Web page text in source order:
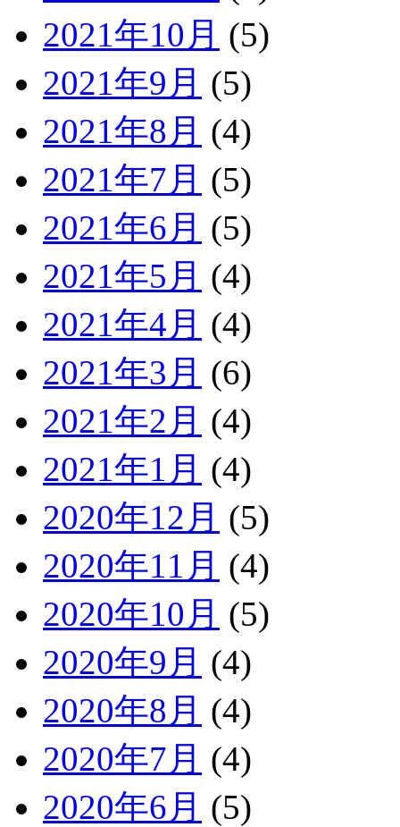
2021年10月 (5)
2021年9月 (5)
2021年8月 (4)
2021年7月 (5)
2021年6月 (5)
2021年5月 (4)
2021年4月 (4)
2021年3月 (6)
2021年2月 (4)
2021年1月 (4)
2020年12月 (5)
2020年11月 (4)
2020年10月 (5)
2020年9月 (4)
2020年8月 (4)
2020年7月 (4)
2020年6月 (5)